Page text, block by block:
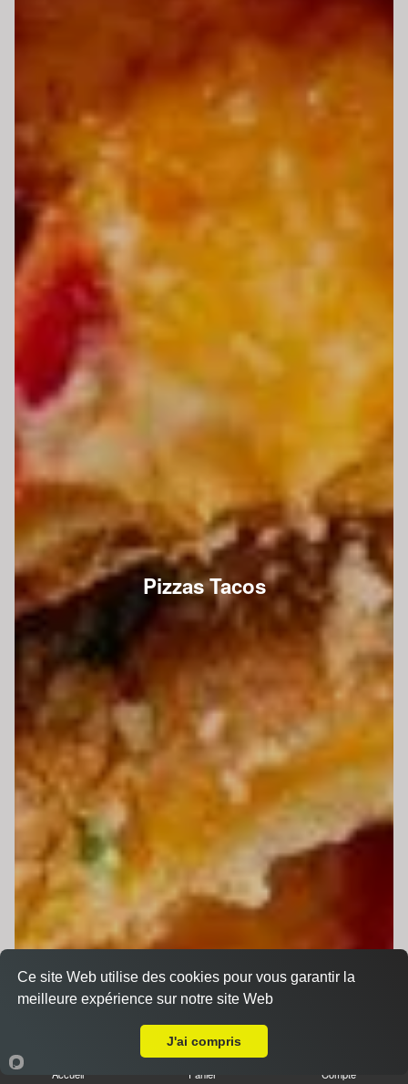
Pizzas Tacos
Accueil Panier Compte
Ce site Web utilise des cookies pour vous garantir la
meilleure expérience sur notre site Web
J'ai compris